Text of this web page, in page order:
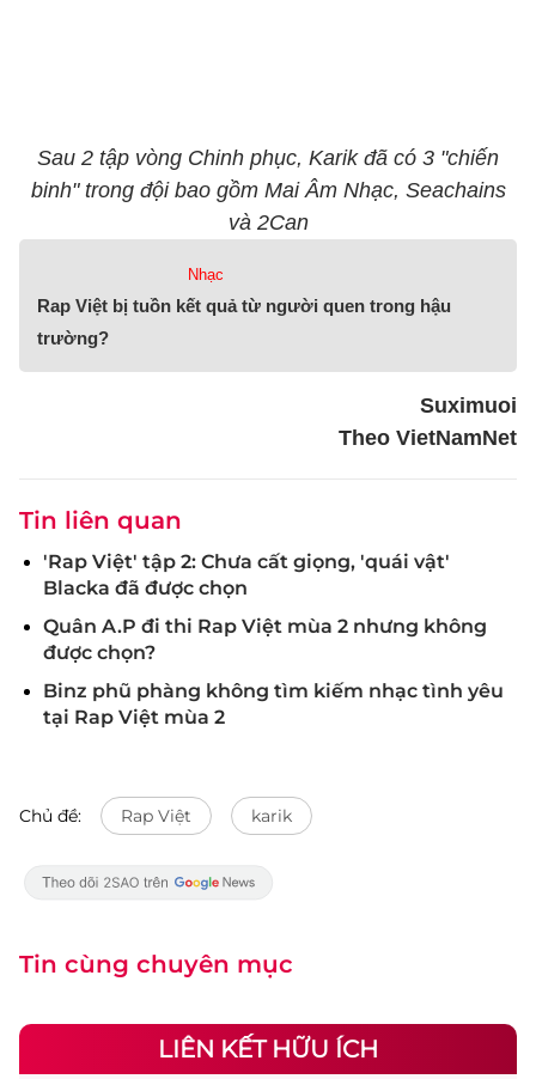
Sau 2 tập vòng Chinh phục, Karik đã có 3 "chiến
binh" trong đội bao gồm Mai Âm Nhạc, Seachains
và 2Can
Nhạc
Rap Việt bị tuồn kết quả từ người quen trong hậu
trường?
Suximuoi
Theo VietNamNet
Tin liên quan
'Rap Việt' tập 2: Chưa cất giọng, 'quái vật'
Blacka đã được chọn
Quân A.P đi thi Rap Việt mùa 2 nhưng không
được chọn?
Binz phũ phàng không tìm kiếm nhạc tình yêu
tại Rap Việt mùa 2
Chủ đề: Rap Việt karik
Tin cùng chuyên mục
LIÊN KẾT HỮU ÍCH